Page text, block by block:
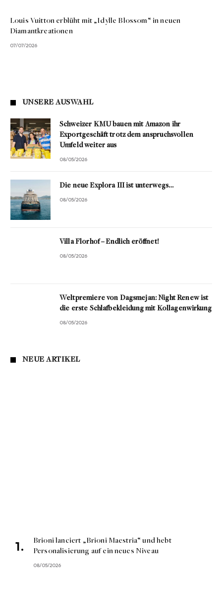
Louis Vuitton erblüht mit „Idylle Blossom“ in neuen
Diamantkreationen
07/07/2026
UNSERE AUSWAHL
Schweizer KMU bauen mit Amazon ihr
Exportgeschäft trotz dem anspruchsvollen
Umfeld weiter aus
08/05/2026
Die neue Explora III ist unterwegs…
08/05/2026
Villa Florhof – Endlich eröffnet!
08/05/2026
Weltpremiere von Dagsmejan: Night Renew ist
die erste Schlafbekleidung mit Kollagenwirkung
08/05/2026
NEUE ARTIKEL
Brioni lanciert „Brioni Maestria“ und hebt
Personalisierung auf ein neues Niveau
08/05/2026